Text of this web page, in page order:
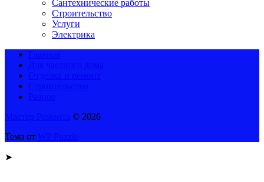
Сантехнические работы
Строительство
Услуги
Электрика
© 2026
Тема от
➤